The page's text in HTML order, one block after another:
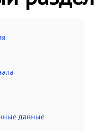
данные